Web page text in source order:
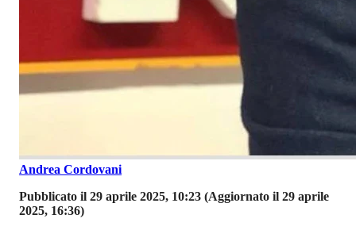
Andrea Cordovani
Pubblicato il 29 aprile 2025, 10:23 (Aggiornato il 29 aprile
2025, 16:36)